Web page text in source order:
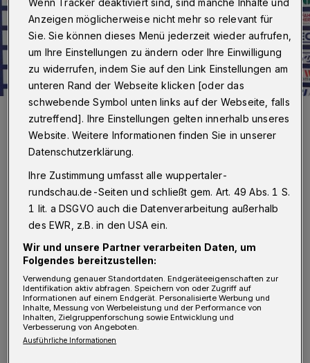
Foto: Dirk Freund
S ichtlich stolz war sie, die Führungsriege
des BHC, als sie am Sonntagmittag die
Bundesliga-Saison 2018/19 präsentierte. Und
das aus gutem Grund. Mit dem spanischen
Kreisläufer Raffael Baena (35, Vertrag bis
2020) vom deutschen Meister Rhein-Neckar
Löwen und dem niederländischen Linksaußen
Wenn Tracker deaktiviert sind, sind manche Inhalte und
Anzeigen möglicherweise nicht mehr so relevant für
Sie. Sie können dieses Menü jederzeit wieder aufrufen,
um Ihre Einstellungen zu ändern oder Ihre Einwilligung
zu widerrufen, indem Sie auf den Link Einstellungen am
unteren Rand der Webseite klicken [oder das
schwebende Symbol unten links auf der Webseite, falls
zutreffend]. Ihre Einstellungen gelten innerhalb unseres
Website. Weitere Informationen finden Sie in unserer
Datenschutzerklärung.
Ihre Zustimmung umfasst alle wuppertaler-
rundschau.de-Seiten und schließt gem. Art. 49 Abs. 1 S.
1 lit. a DSGVO auch die Datenverarbeitung außerhalb
des EWR, z.B. in den USA ein.
Wir und unsere Partner verarbeiten Daten, um
Folgendes bereitzustellen:
Verwendung genauer Standortdaten. Endgeräteeigenschaften zur
Identifikation aktiv abfragen. Speichern von oder Zugriff auf
Informationen auf einem Endgerät. Personalisierte Werbung und
Inhalte, Messung von Werbeleistung und der Performance von
Inhalten, Zielgruppenforschung sowie Entwicklung und
Verbesserung von Angeboten.
Ausführliche Informationen